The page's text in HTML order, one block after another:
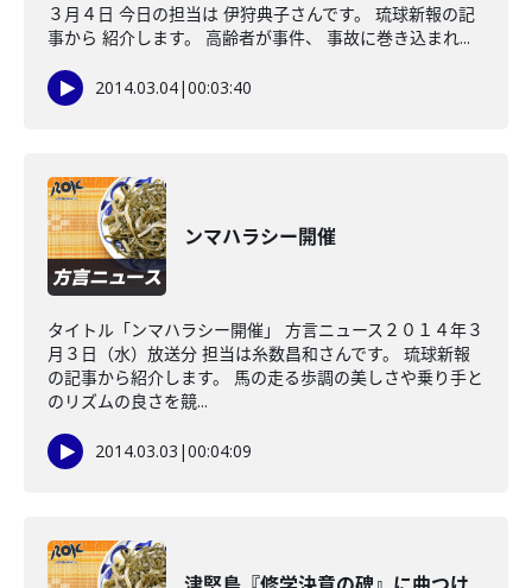
３月４日 今日の担当は 伊狩典子さんです。 琉球新報の記
事から 紹介します。 高齢者が事件、 事故に巻き込まれ...
2014.03.04|00:03:40
ンマハラシー開催
タイトル「ンマハラシー開催」 方言ニュース２０１４年３
月３日（水）放送分 担当は糸数昌和さんです。 琉球新報
の記事から紹介します。 馬の走る歩調の美しさや乗り手と
のリズムの良さを競...
2014.03.03 |00:04:09